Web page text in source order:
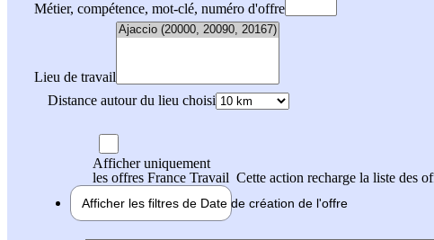
Métier, compétence, mot-clé, numéro d'offre
Lieu de travail
Distance autour du lieu choisi
Afficher uniquement
les offres France Travail Cette action recharge la liste des
Afficher les filtres de Date de création de l'offre